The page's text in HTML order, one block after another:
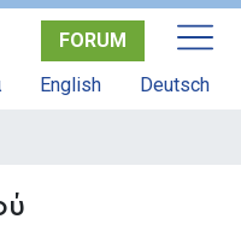
FORUM
English Deutsch